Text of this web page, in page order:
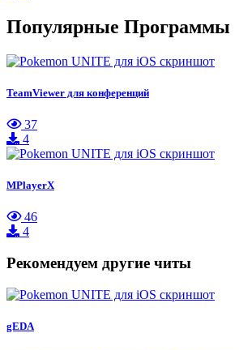
Популярные Программы
TeamViewer для конференций
37
4
MPlayerX
46
4
Рекомендуем другие читы
gEDA